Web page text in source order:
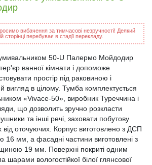
вибачення за тимчасові незручності! Деякий
сторінці перебуває в стадії перекладу.
50-U Палермо Мойдодир
ванної кімнати і допоможе
простір під раковиною і
вигляд в цілому. Тумба комплектується
«Vivace-50», виробник Туреччина і
що дозволить зручно розкласти
та інші речі, заховати побутову
від оточуючих. Корпус виготовлено з ДСП
мм, а фасадні частини виготовлені з
19 мм. Поверхні покриті одним
шарами вологостійкої білої глянсової